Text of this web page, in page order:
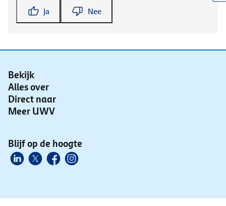
Ja Nee
Bekijk
Alles over
Direct naar
Meer UWV
Blijf op de hoogte